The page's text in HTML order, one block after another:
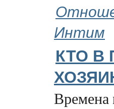
Интим
КТО В
Времена